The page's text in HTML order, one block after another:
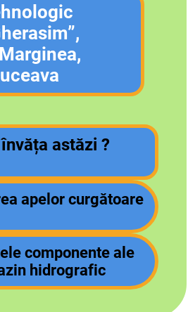
astăzi ?
apelor curgătoare
componente ale
hidrografic